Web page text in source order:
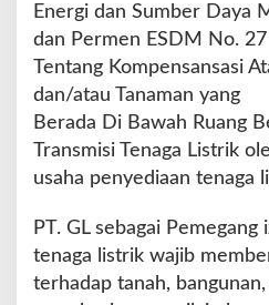
Energi dan Sumber Daya
dan Permen ESDM No.
Tentang Kompensansasi
dan/atau Tanaman yang
Berada Di Bawah Ruang
Transmisi Tenaga Listrik
usaha penyediaan tenaga
PT. GL sebagai
tenaga listrik wajib
terhadap tanah,